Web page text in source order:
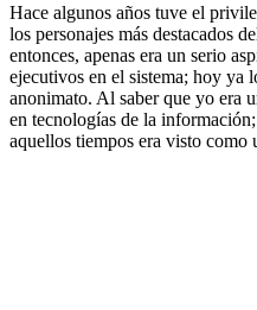
Hace algunos años tuve el
los personajes más destacados
entonces, apenas era un serio
ejecutivos en el sistema; hoy ya
anonimato. Al saber que yo era
en tecnologías de la
aquellos tiempos era visto como